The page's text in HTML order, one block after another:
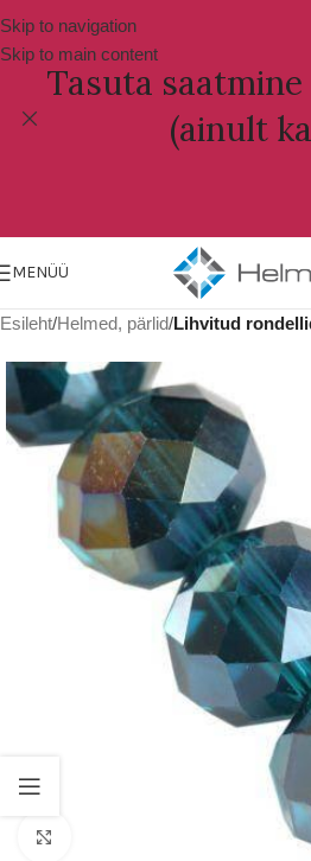
Skip to navigation
Skip to main content
Tasuta
(ainult
MENÜÜ
Esileht Helmed, pärlid Lihvitud